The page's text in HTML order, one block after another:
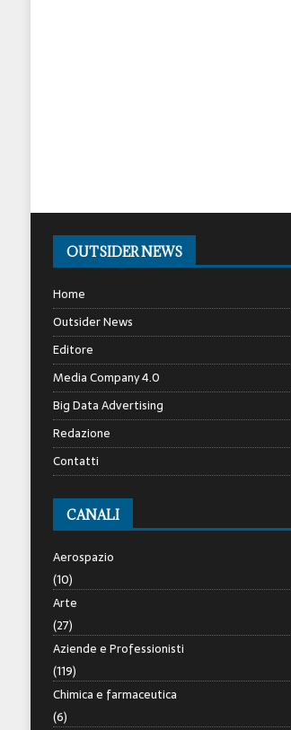
OUTSIDER NEWS
Home
Outsider News
Editore
Media Company 4.0
Big Data Advertising
Redazione
Contatti
CANALI
Aerospazio
(10)
Arte
(27)
Aziende e Professionisti
(119)
Chimica e farmaceutica
(6)